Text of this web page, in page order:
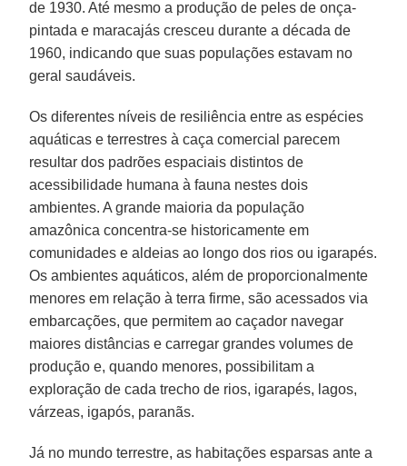
de 1930. Até mesmo a produção de peles de onça-
pintada e maracajás cresceu durante a década de
1960, indicando que suas populações estavam no
geral saudáveis.
Os diferentes níveis de resiliência entre as espécies
aquáticas e terrestres à caça comercial parecem
resultar dos padrões espaciais distintos de
acessibilidade humana à fauna nestes dois
ambientes. A grande maioria da população
amazônica concentra-se historicamente em
comunidades e aldeias ao longo dos rios ou igarapés.
Os ambientes aquáticos, além de proporcionalmente
menores em relação à terra firme, são acessados via
embarcações, que permitem ao caçador navegar
maiores distâncias e carregar grandes volumes de
produção e, quando menores, possibilitam a
exploração de cada trecho de rios, igarapés, lagos,
várzeas, igapós, paranãs.
Já no mundo terrestre, as habitações esparsas ante a